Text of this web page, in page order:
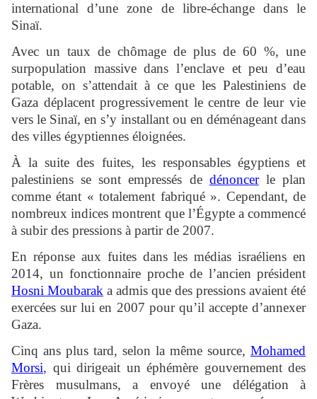
international d’une zone de libre-échange dans le
Sinaï.
Avec un taux de chômage de plus de 60 %, une
surpopulation massive dans l’enclave et peu d’eau
potable, on s’attendait à ce que les Palestiniens de
Gaza déplacent progressivement le centre de leur vie
vers le Sinaï, en s’y installant ou en déménageant dans
des villes égyptiennes éloignées.
À la suite des fuites, les responsables égyptiens et
palestiniens se sont empressés de dénoncerle plan
comme étant « totalement fabriqué ». Cependant, de
nombreux indices montrent que l’Égypte a commencé
à subir des pressions à partir de 2007.
En réponse aux fuites dans les médias israéliens en
2014, un fonctionnaire proche de l’ancien président
Hosni Moubarak a admis que des pressions avaient été
exercées sur lui en 2007 pour qu’il accepte d’annexer
Gaza.
Cinq ans plus tard, selon la même source, Mohamed
Morsi, qui dirigeait un éphémère gouvernement des
Frères musulmans, a envoyé une délégation à